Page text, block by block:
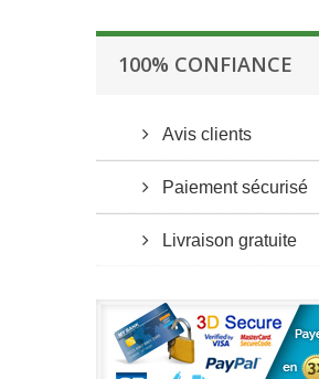
100% CONFIANCE
Avis clients
Paiement sécurisé
Livraison gratuite